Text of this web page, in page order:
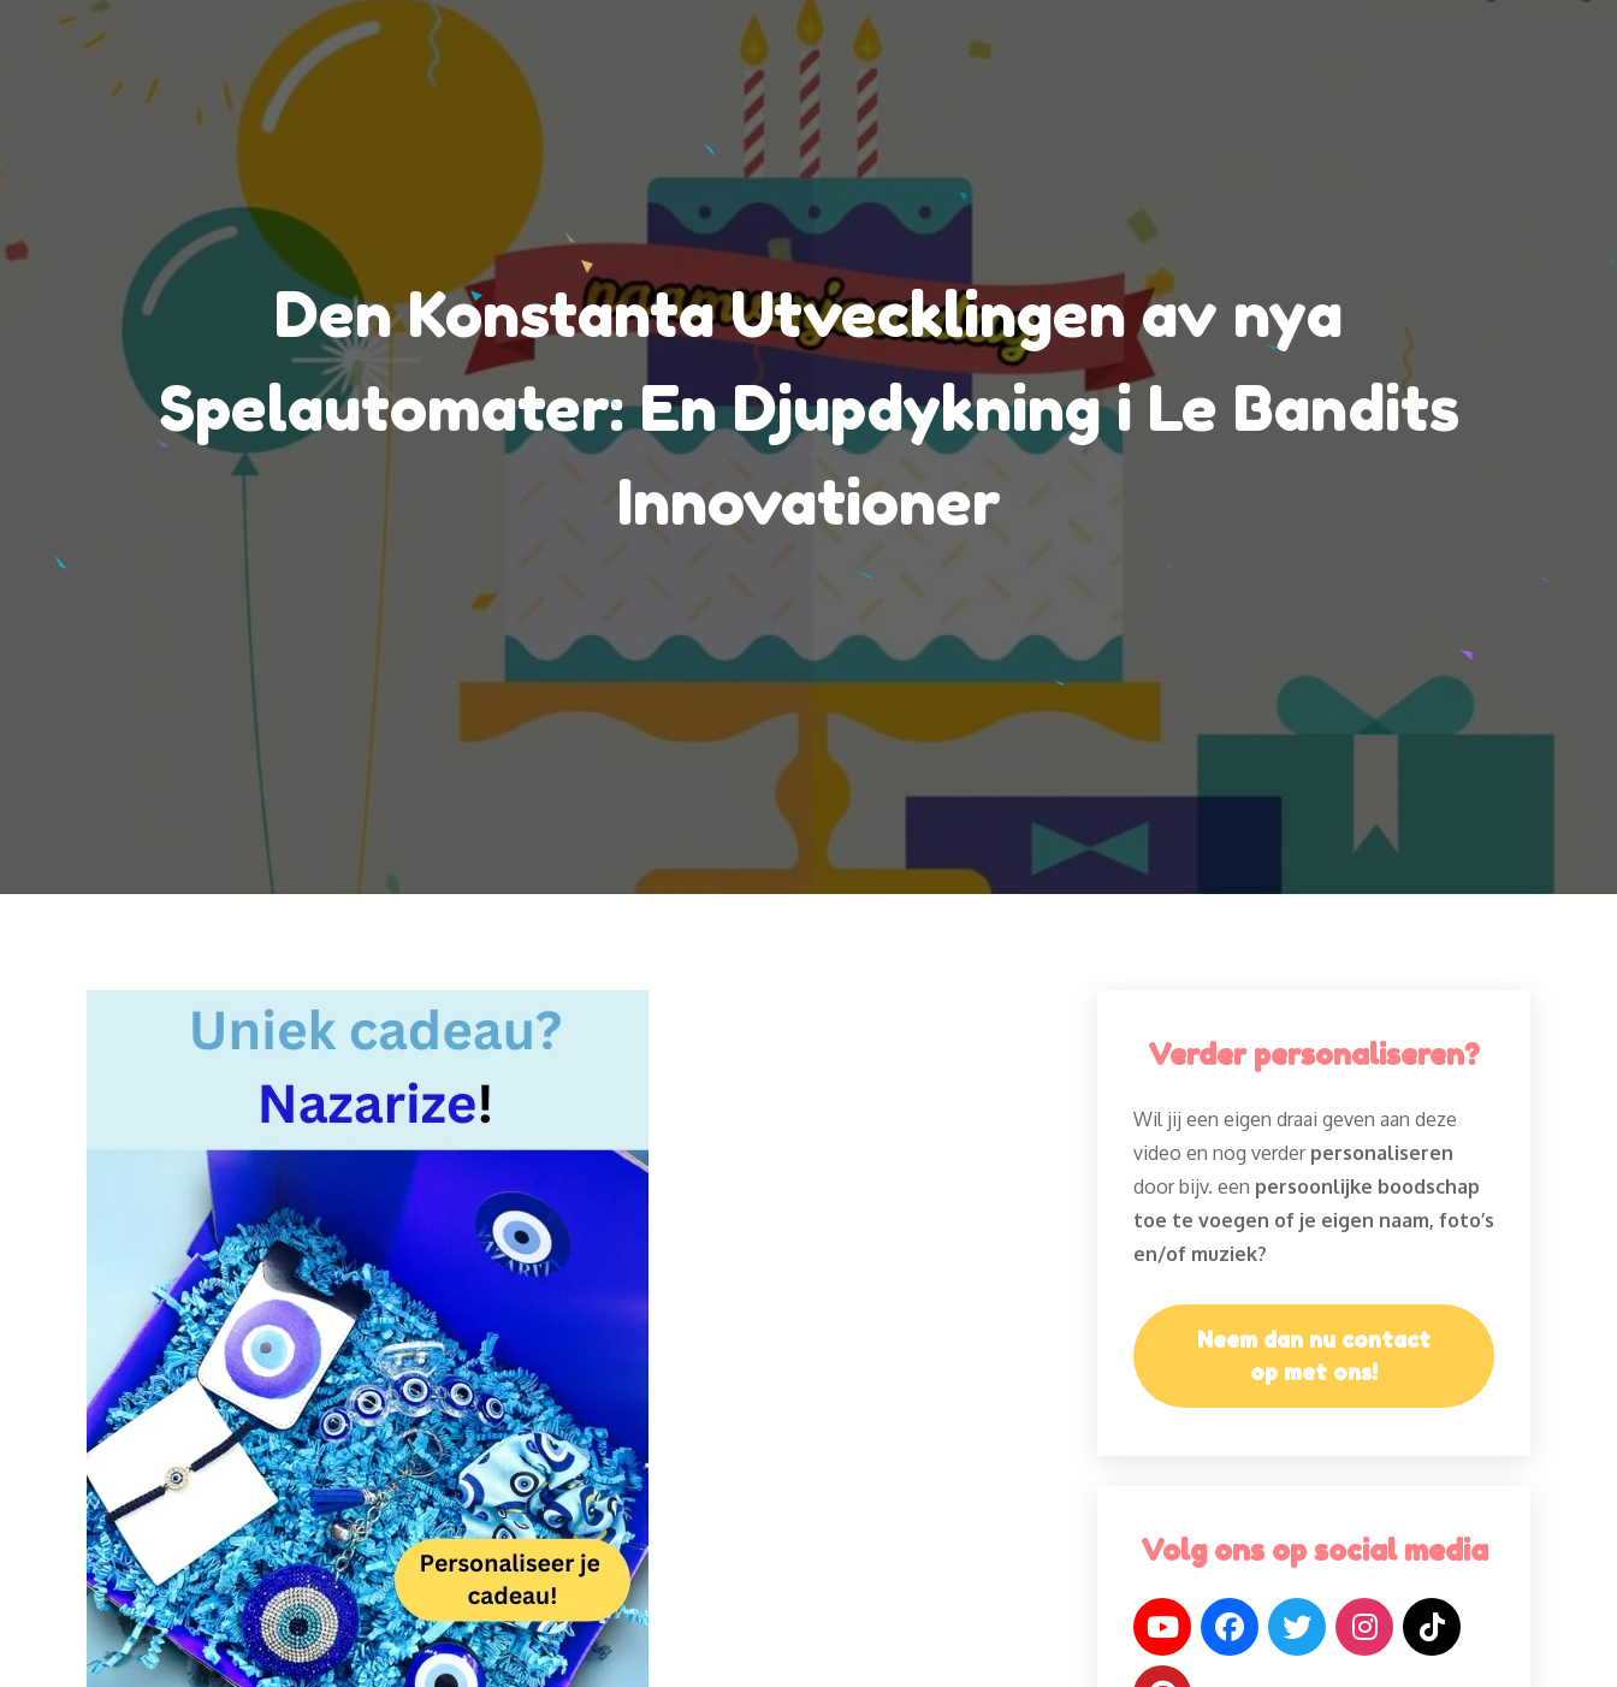
Den Konstanta Utvecklingen av nya
Spelautomater: En Djupdykning i Le Bandits
Innovationer
Verder personaliseren?
Wil jij een eigen draai geven aan deze
video en nog verder personaliseren
door bijv. een persoonlijke boodschap
toe te voegen of je eigen naam, foto’s
en/of muziek?
Neem dan nu contact
op met ons!
Volg ons op social media